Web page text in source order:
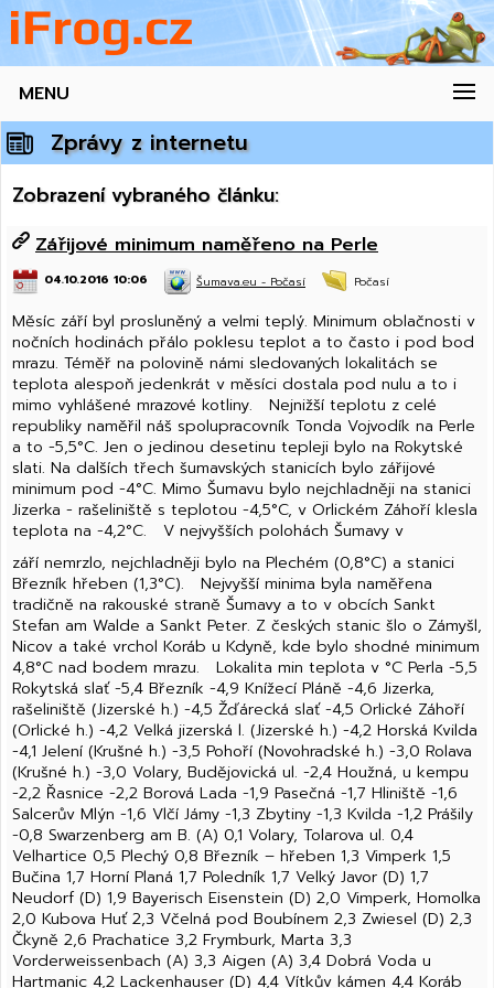
MENU
Zprávy z internetu
Zobrazení vybraného článku:
Zářijové minimum naměřeno na Perle
04.10.2016 10:06 Šumava.eu - Počasí Počasí
Měsíc září byl prosluněný a velmi teplý. Minimum oblačnosti v
nočních hodinách přálo poklesu teplot a to často i pod bod
mrazu. Téměř na polovině námi sledovaných lokalitách se
teplota alespoň jedenkrát v měsíci dostala pod nulu a to i
mimo vyhlášené mrazové kotliny. Nejnižší teplotu z celé
republiky naměřil náš spolupracovník Tonda Vojvodík na Perle
a to -5,5°C. Jen o jedinou desetinu tepleji bylo na Rokytské
slati. Na dalších třech šumavských stanicích bylo zářijové
minimum pod -4°C. Mimo Šumavu bylo nejchladněji na stanici
Jizerka - rašeliniště s teplotou -4,5°C, v Orlickém Záhoří klesla
teplota na -4,2°C. V nejvyšších polohách Šumavy v
září nemrzlo, nejchladněji bylo na Plechém (0,8°C) a stanici
Březník hřeben (1,3°C). Nejvyšší minima byla naměřena
tradičně na rakouské straně Šumavy a to v obcích Sankt
Stefan am Walde a Sankt Peter. Z českých stanic šlo o Zámyšl,
Nicov a také vrchol Koráb u Kdyně, kde bylo shodné minimum
4,8°C nad bodem mrazu. Lokalita min teplota v °C Perla -5,5
Rokytská slať -5,4 Březník -4,9 Knížecí Pláně -4,6 Jizerka,
rašeliniště (Jizerské h.) -4,5 Žďárecká slať -4,5 Orlické Záhoří
(Orlické h.) -4,2 Velká jizerská l. (Jizerské h.) -4,2 Horská Kvilda
-4,1 Jelení (Krušné h.) -3,5 Pohoří (Novohradské h.) -3,0 Rolava
(Krušné h.) -3,0 Volary, Budějovická ul. -2,4 Houžná, u kempu
-2,2 Řasnice -2,2 Borová Lada -1,9 Pasečná -1,7 Hliniště -1,6
Salcerův Mlýn -1,6 Vlčí Jámy -1,3 Zbytiny -1,3 Kvilda -1,2 Prášily
-0,8 Swarzenberg am B. (A) 0,1 Volary, Tolarova ul. 0,4
Velhartice 0,5 Plechý 0,8 Březník – hřeben 1,3 Vimperk 1,5
Bučina 1,7 Horní Planá 1,7 Poledník 1,7 Velký Javor (D) 1,7
Neudorf (D) 1,9 Bayerisch Eisenstein (D) 2,0 Vimperk, Homolka
2,0 Kubova Huť 2,3 Včelná pod Boubínem 2,3 Zwiesel (D) 2,3
Čkyně 2,6 Prachatice 3,2 Frymburk, Marta 3,3
Vorderweissenbach (A) 3,3 Aigen (A) 3,4 Dobrá Voda u
Hartmanic 4,2 Lackenhauser (D) 4,4 Vítkův kámen 4,4 Koráb